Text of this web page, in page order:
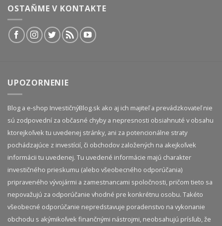
OSTAŇME V KONTAKTE
UPOZORNENIE
Blog a e-shop InvestičnýBlog.sk ako aj ich majiteľ a prevádzkovateľ nie
sú zodpovední za občasné chyby a nepresnosti obsiahnuté v obsahu
ktorejkoľvek tu uvedenej stránky, ani za potencionálne straty
pochádzajúce z investícií, či obchodov založených na akejkoľvek
informácii tu uvedenej. Tu uvedené informácie majú charakter
investičného prieskumu (alebo všeobecného odporúčania)
pripraveného vývojármi a zamestnancami spoločnosti, pričom tieto sa
nepovažujú za odporúčanie vhodné pre konkrétnu osobu. Takéto
všeobecné odporúčanie nepredstavuje poradenstvo na vykonanie
obchodu s akýmikoľvek finančnými nástrojmi, neobsahujú prísľub, že